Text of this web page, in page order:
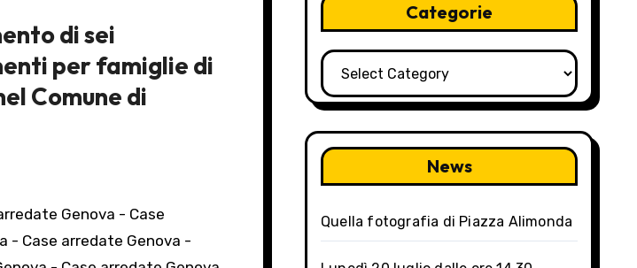
di sei
per famiglie di
Comune di
- Case arredate Genova -
Categorie
Categorie
News
Quella fotografia di Piazza Alimonda